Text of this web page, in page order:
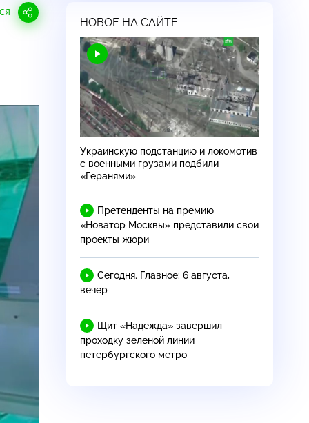
НОВОЕ НА САЙТЕ
Украинскую подстанцию и локомотив
с военными грузами подбили
«Геранями»
Претенденты на премию
«Новатор Москвы» представили свои
проекты жюри
Сегодня. Главное: 6 августа,
вечер
Щит «Надежда» завершил
проходку зеленой линии
петербургского метро